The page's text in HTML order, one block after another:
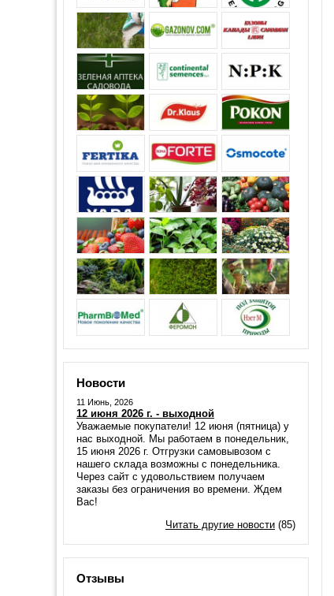
Новости
11 Июнь, 2026
12 июня 2026 г. - выходной
Уважаемые покупатели! 12 июня (пятница) у
нас выходной. Мы работаем в понедельник,
15 июня 2026 г. Отгрузки самовывозом с
нашего склада возможны с понедельника.
Через сайт с удовольствием получаем
заказы без ограничения во времени. Ждем
Вас!
Читать другие новости (85)
Отзывы